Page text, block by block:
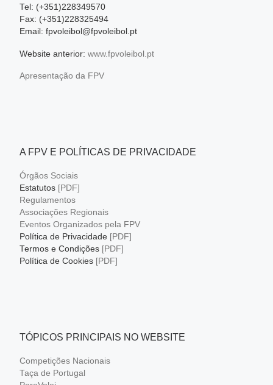
Tel: (+351)228349570
Fax: (+351)228325494
Email: fpvoleibol@fpvoleibol.pt
Website anterior: www.fpvoleibol.pt
Apresentação da FPV
A FPV E POLÍTICAS DE PRIVACIDADE
Órgãos Sociais
Estatutos [PDF]
Regulamentos
Associações Regionais
Eventos Organizados pela FPV
Política de Privacidade [PDF]
Termos e Condições [PDF]
Política de Cookies [PDF]
TÓPICOS PRINCIPAIS NO WEBSITE
Competições Nacionais
Taça de Portugal